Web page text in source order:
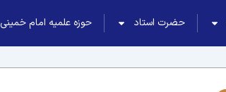
حضرت استاد حوزه علمیه امام خمینی